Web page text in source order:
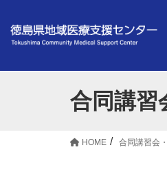
合同講習
HOME 合同講習会